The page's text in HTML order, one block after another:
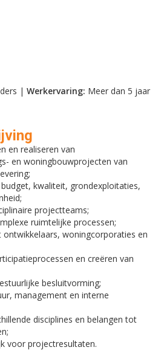
| Werkervaring: Meer dan 5 jaar
en realiseren van
en woningbouwprojecten van
kwaliteit, grondexploitaties,
projectteams;
ruimtelijke processen;
ontwikkelaars, woningcorporaties en
en creëren van
besluitvorming;
management en interne
disciplines en belangen tot
voor projectresultaten.